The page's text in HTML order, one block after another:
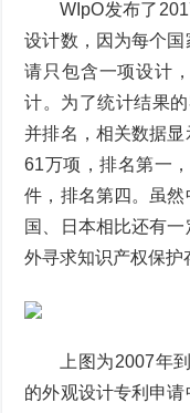
WIpO发布了
设计数，因为每个
请只包含一项设计
计。为了统计结果
并排名，相关数据
61万项，排名第一
件，排名第四。虽
国、日本相比还有
外寻求知识产权保护
上图为2007年
的外观设计专利申